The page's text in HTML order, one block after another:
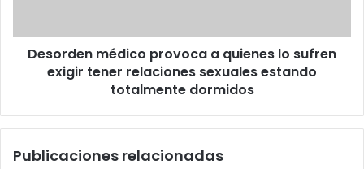
tener
relaciones
sexuales
dormidos
Desorden médico provoca a quienes lo sufren
exigir tener relaciones sexuales estando
totalmente dormidos
Publicaciones relacionadas